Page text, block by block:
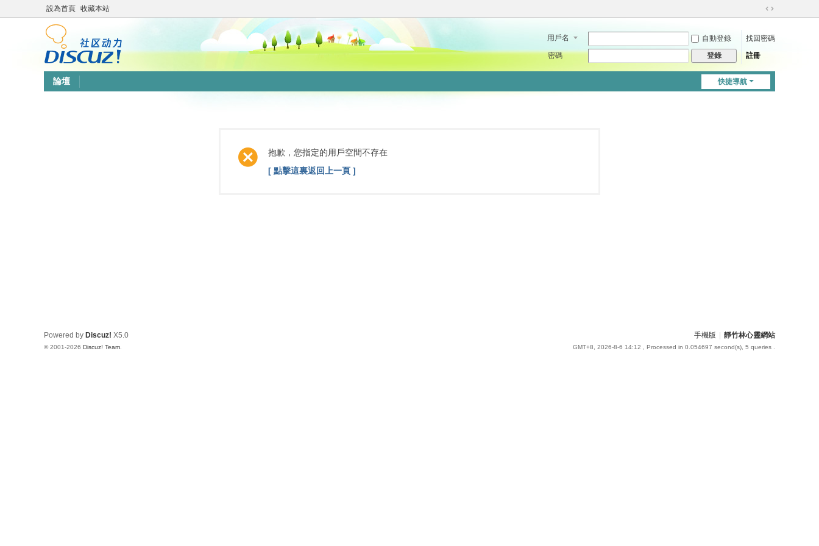
設為首頁 收藏本站
切
到
用戶名 自動登錄
找回密碼
密碼
登錄 註冊
快捷導航
論壇
抱歉，您指定的用戶空間不存在
[ 點擊這裏返回上一頁 ]
手機版 靜竹林心靈網站
GMT+8, 2026-8-6 14:12 , Processed in 0.054697 second(s), 5 queries .
Powered by Discuz! X5.0
© 2001-2026 Discuz! Team